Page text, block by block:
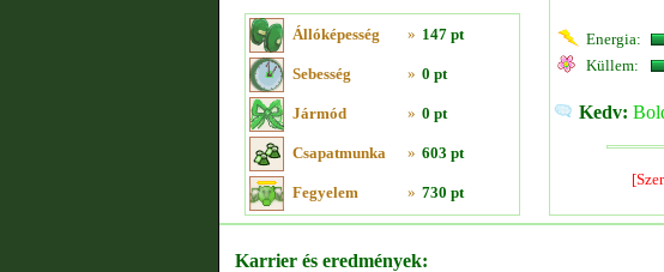
Állóképesség » 147 pt
Sebesség » 0 pt
Jármód » 0 pt
Csapatmunka » 603 pt
Fegyelem » 730 pt
Energia:
Küllem:
Kedv:
Karrier és eredmények: